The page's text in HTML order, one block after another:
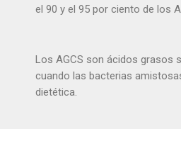
el 90 y el 95 por ciento de los
Los AGCS son ácidos grasos
cuando las bacterias
dietética.